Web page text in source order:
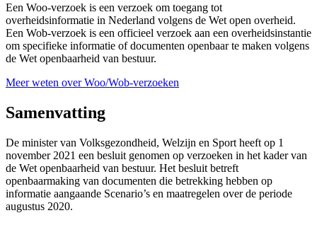
Een Woo-verzoek is een verzoek om toegang tot
overheidsinformatie in Nederland volgens de Wet open overheid.
Een Wob-verzoek is een officieel verzoek aan een overheidsinstantie
om specifieke informatie of documenten openbaar te maken volgens
de Wet openbaarheid van bestuur.
Meer weten over Woo/Wob-verzoeken
Samenvatting
De minister van Volksgezondheid, Welzijn en Sport heeft op 1
november 2021 een besluit genomen op verzoeken in het kader van
de Wet openbaarheid van bestuur. Het besluit betreft
openbaarmaking van documenten die betrekking hebben op
informatie aangaande Scenario’s en maatregelen over de periode
augustus 2020.